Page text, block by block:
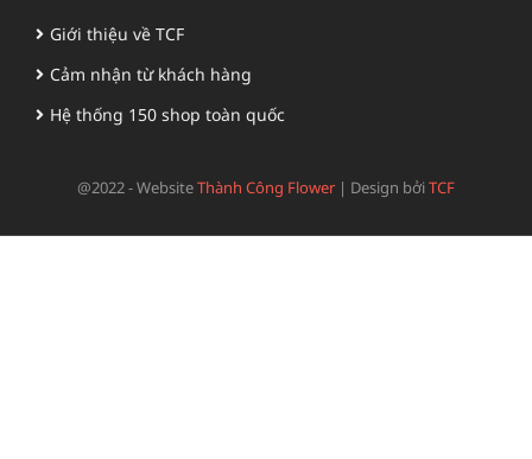
Giới thiệu về TCF
Cảm nhận từ khách hàng
Hệ thống 150 shop toàn quốc
@2022 - WebsiteThành Công Flower | Design bởiTCF